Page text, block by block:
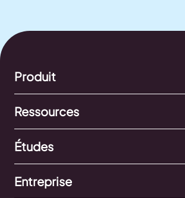
Produit
Ressources
Études
Entreprise